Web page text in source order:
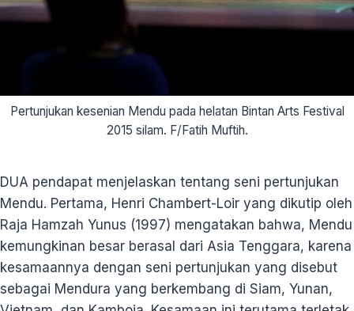
Pertunjukan kesenian Mendu pada helatan Bintan Arts Festival
2015 silam. F/Fatih Muftih.
DUA pendapat menjelaskan tentang seni pertunjukan
Mendu. Pertama, Henri Chambert-Loir yang dikutip oleh
Raja Hamzah Yunus (1997) mengatakan bahwa, Mendu
kemungkinan besar berasal dari Asia Tenggara, karena
kesamaannya dengan seni pertunjukan yang disebut
sebagai Mendura yang berkembang di Siam, Yunan,